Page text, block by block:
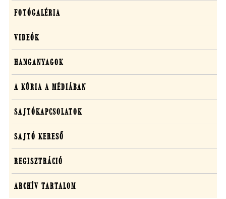
FOTÓGALÉRIA
VIDEÓK
HANGANYAGOK
A KÚRIA A MÉDIÁBAN
SAJTÓKAPCSOLATOK
SAJTÓ KERESŐ
REGISZTRÁCIÓ
ARCHÍV TARTALOM